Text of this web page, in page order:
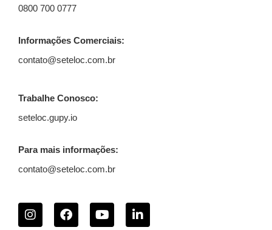
0800 700 0777
Informações Comerciais:
contato@seteloc.com.br
Trabalhe Conosco:
seteloc.gupy.io
Para mais informações:
contato@seteloc.com.br